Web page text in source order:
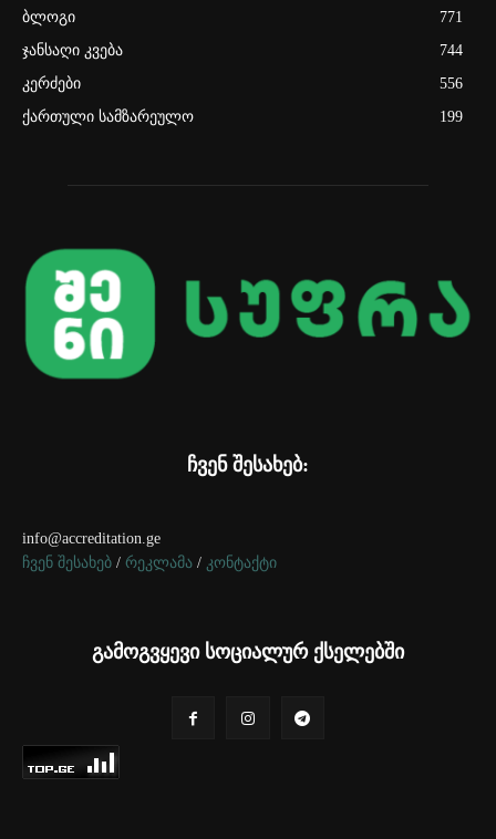
ბლოგი
771
ჯანსაღი კვება
744
კერძები
556
ქართული სამზარეულო
199
ჩვენ შესახებ:
info@accreditation.ge
ჩვენ შესახებ / რეკლამა / კონტაქტი
გამოგვყევი სოციალურ ქსელებში